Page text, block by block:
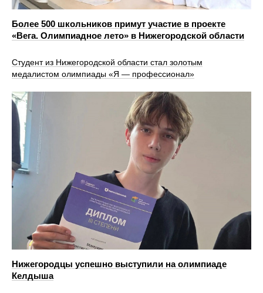
Более 500 школьников примут участие в проекте
«Вега. Олимпиадное лето» в Нижегородской области
Студент из Нижегородской области стал золотым
медалистом олимпиады «Я — профессионал»
Нижегородцы успешно выступили на олимпиаде
Келдыша